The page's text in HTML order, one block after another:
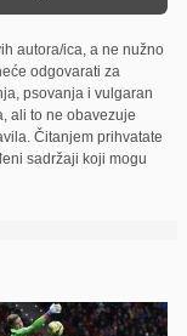
autora/ica, a ne nužno
odgovarati za
psovanja i vulgaran
ali to ne obavezuje
Čitanjem prihvatate
sadržaji koji mogu